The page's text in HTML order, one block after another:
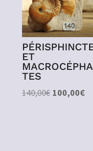
ET
TES
140,00€ Le
100,00€Le